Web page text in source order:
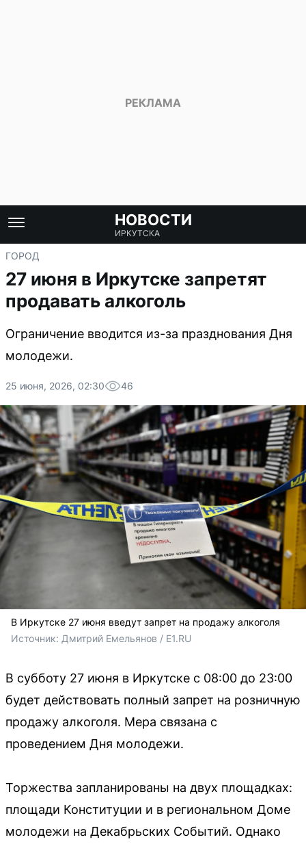
НОВОСТИ
ИРКУТСКА
ГОРОД
27 июня в Иркутске запретят
продавать алкоголь
Ограничение вводится из-за празднования Дня
молодежи.
25 июня, 2026, 02:30 46
В Иркутске 27 июня введут запрет на продажу алкоголя
Источник: Дмитрий Емельянов / E1.RU
В субботу 27 июня в Иркутске с 08:00 до 23:00
будет действовать полный запрет на розничную
продажу алкоголя. Мера связана с
проведением Дня молодежи.
Торжества запланированы на двух площадках:
площади Конституции и в региональном Доме
молодежи на Декабрьских Событий. Однако